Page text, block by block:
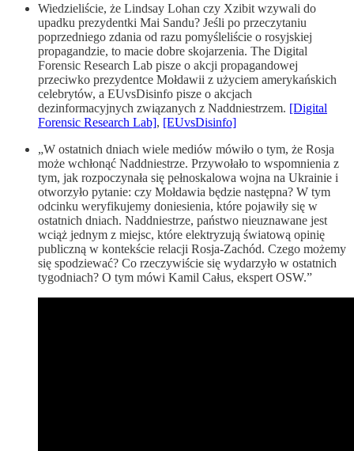
Wiedzieliście, że Lindsay Lohan czy Xzibit wzywali do
upadku prezydentki Mai Sandu? Jeśli po przeczytaniu
poprzedniego zdania od razu pomyśleliście o rosyjskiej
propagandzie, to macie dobre skojarzenia. The Digital
Forensic Research Lab pisze o akcji propagandowej
przeciwko prezydentce Mołdawii z użyciem amerykańskich
celebrytów, a EUvsDisinfo pisze o akcjach
dezinformacyjnych związanych z Naddniestrzem. [Digital
Forensic Research Lab], [EUvsDisinfo]
„W ostatnich dniach wiele mediów mówiło o tym, że Rosja
może wchłonąć Naddniestrze. Przywołało to wspomnienia z
tym, jak rozpoczynała się pełnoskalowa wojna na Ukrainie i
otworzyło pytanie: czy Mołdawia będzie następna? W tym
odcinku weryfikujemy doniesienia, które pojawiły się w
ostatnich dniach. Naddniestrze, państwo nieuznawane jest
wciąż jednym z miejsc, które elektryzują światową opinię
publiczną w kontekście relacji Rosja-Zachód. Czego możemy
się spodziewać? Co rzeczywiście się wydarzyło w ostatnich
tygodniach? O tym mówi Kamil Całus, ekspert OSW.”